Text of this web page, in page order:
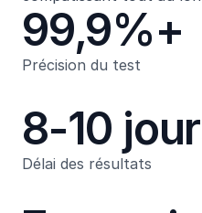
Précision du test
99,9%+
Délai des résultats
8-10